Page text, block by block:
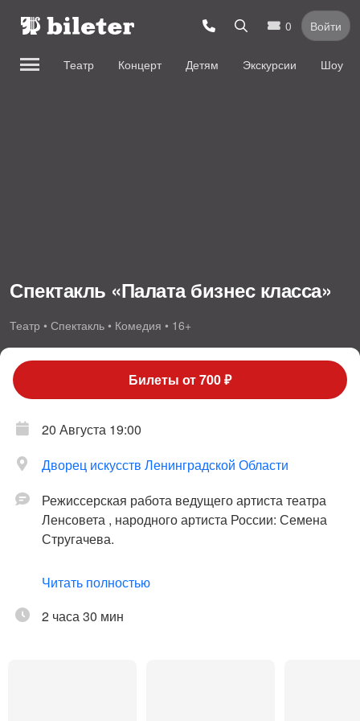
0 Войти
Театр Концерт Детям Экскурсии Шоу
Спектакль «Палата бизнес класса»
Театр • Спектакль • Комедия • 16+
Билеты от 700 ₽
20 Августа 19:00
Дворец искусств Ленинградской Области
Режиссерская работа ведущего артиста театра
Ленсовета , народного артиста России: Семена
Стругачева.
В ролях: Актеры: Народный артист России Семен
Прокофьева, Сергей Рост , Светлана Пермякова,
Читать полностью
2 часа 30 мин